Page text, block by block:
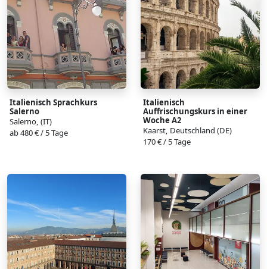
Italienisch Sprachkurs
Salerno
Salerno, (IT)
ab 480 € / 5 Tage
Italienisch
Auffrischungskurs in einer
Woche A2
Kaarst, Deutschland (DE)
170 € / 5 Tage